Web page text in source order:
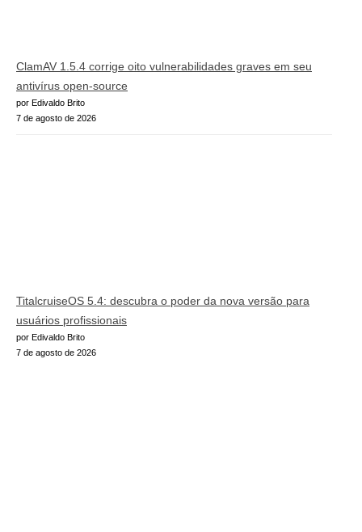
ClamAV 1.5.4 corrige oito vulnerabilidades graves em seu
antivírus open-source
por Edivaldo Brito
7 de agosto de 2026
TitalcruiseOS 5.4: descubra o poder da nova versão para
usuários profissionais
por Edivaldo Brito
7 de agosto de 2026